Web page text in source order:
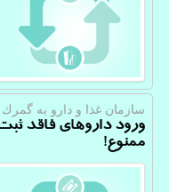
سازمان غذا و دارو به گمرك
ورود داروهای فاقد
ممنوع!